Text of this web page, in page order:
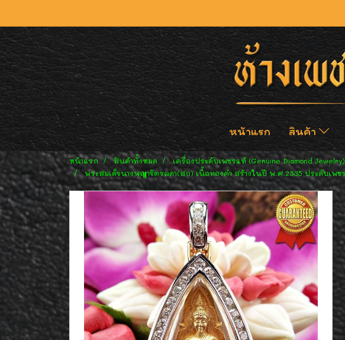
หน้าแรก สินค้า
หน้าแรก สินค้าทั้งหมด เครื่องประดับเพชรแท้ (Genuine Diamond Jewelry)
พระสมเด็จนางพญาจิตรลดา(สก) เนื้อทองคำ สร้างในปี พ.ศ.2535 ประดับเพช